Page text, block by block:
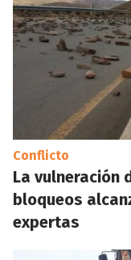
Conflicto
La vulneración
bloqueos
expertas